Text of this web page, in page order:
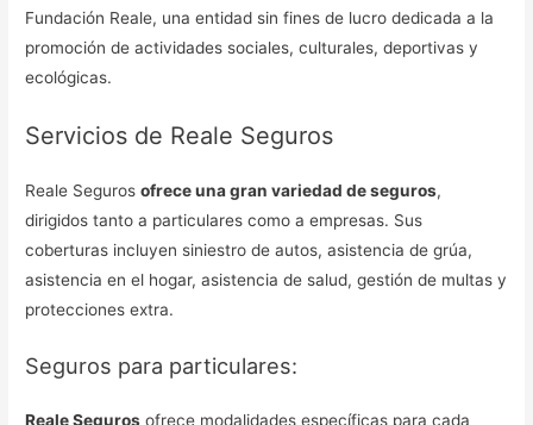
Fundación Reale, una entidad sin fines de lucro dedicada a la
promoción de actividades sociales, culturales, deportivas y
ecológicas.
Servicios de Reale Seguros
Reale Segurosofrece una gran variedad de seguros,
dirigidos tanto a particulares como a empresas. Sus
coberturas incluyen siniestro de autos, asistencia de grúa,
asistencia en el hogar, asistencia de salud, gestión de multas y
protecciones extra.
Seguros para particulares:
Reale Seguros ofrece modalidades específicas para cada